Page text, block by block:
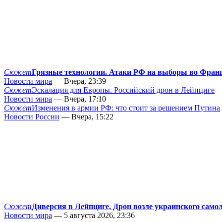
СюжетГрязные технологии. Атаки РФ на выборы во
Новости мира — Вчера, 23:39
СюжетЭскалация для Европы. Российский дрон в Лейпциге
Новости мира — Вчера, 17:10
СюжетИзменения в армии РФ: что стоит за решением Путина
Новости России — Вчера, 15:22
СюжетДиверсия в Лейпциге. Дрон возле украинского
Новости мира — 5 августа 2026, 23:36